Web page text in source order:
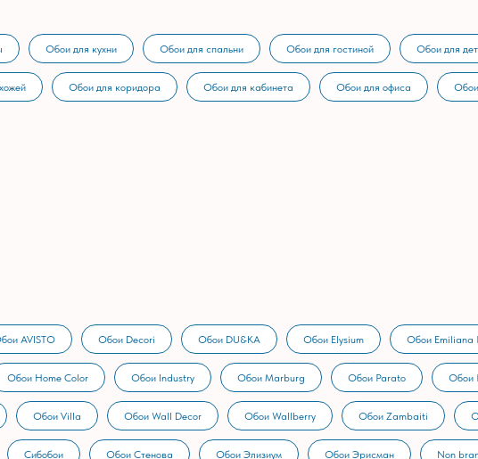
Обои для кухни Обои для спальни Обои для гостиной Обои для
Обои для коридора Обои для кабинета Обои для офиса
AVISTO Обои Decori Обои DU&KA Обои Elysium Обои Emiliana
Обои Home Color Обои Industry Обои Marburg Обои Parato Обои
Обои Villa Обои Wall Decor Обои Wallberry Обои Zambaiti
Сибобои Обои Стенова Обои Элизиум Обои Эрисман Non